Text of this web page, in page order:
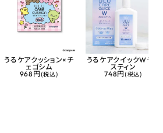
うるケアクッション×チ
ェゴシム
968円 (税込)
うるケアクイックWモイ
スティン
748円 (税込)